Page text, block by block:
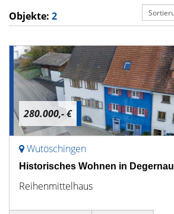
Objekte: 2
280.000,- €
Wutöschingen
Historisches Wohnen in Degernau
Reihenmittelhaus